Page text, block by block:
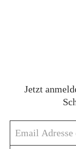
Jetzt